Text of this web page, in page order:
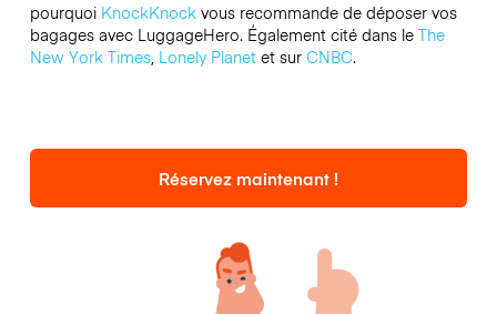
pourquoi KnockKnockvous recommande de déposer vos
bagages avec LuggageHero. Également cité dans le The
New York Times, Lonely Planetet sur CNBC.
Réservez maintenant !